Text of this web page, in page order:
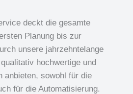
deckt die gesamte
Planung bis zur
unsere jahrzehntelange
hochwertige und
anbieten, sowohl für die
für die Automatisierung.